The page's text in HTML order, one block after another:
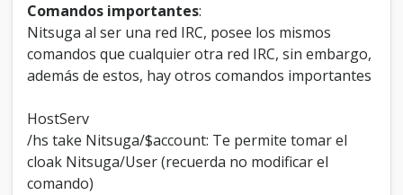
Comandos importantes:
Nitsuga al ser una red IRC, posee los mismos
comandos que cualquier otra red IRC, sin embargo,
además de estos, hay otros comandos importantes
HostServ
/hs take Nitsuga/$account: Te permite tomar el
cloak Nitsuga/User (recuerda no modificar el
comando)